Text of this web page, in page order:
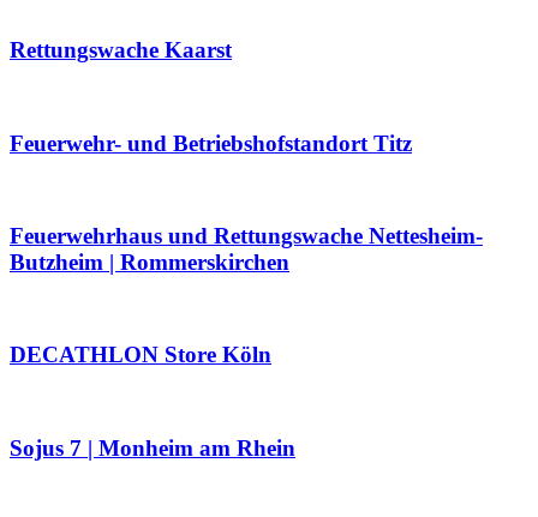
Rettungswache Kaarst
Feuerwehr- und Betriebshofstandort Titz
Feuerwehrhaus und Rettungswache Nettesheim-
Butzheim | Rommerskirchen
DECATHLON Store Köln
Sojus 7 | Monheim am Rhein